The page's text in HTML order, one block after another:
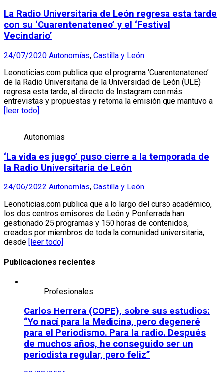
La Radio Universitaria de León regresa esta tarde
con su ‘Cuarentenateneo’ y el ‘Festival
Vecindario’
24/07/2020 Autonomías, Castilla y León
Leonoticias.com publica que el programa ‘Cuarentenateneo’
de la Radio Universitaria de la Universidad de León (ULE)
regresa esta tarde, al directo de Instagram con más
entrevistas y propuestas y retoma la emisión que mantuvo a
[leer todo]
Autonomías
‘La vida es juego’ puso cierre a la temporada de
la Radio Universitaria de León
24/06/2022 Autonomías, Castilla y León
Leonoticias.com publica que a lo largo del curso académico,
los dos centros emisores de León y Ponferrada han
gestionado 25 programas y 150 horas de contenidos,
creados por miembros de toda la comunidad universitaria,
desde
[leer todo]
Publicaciones recientes
Profesionales
Carlos Herrera (COPE), sobre sus estudios:
“Yo nací para la Medicina, pero degeneré
para el Periodismo. Para la radio. Después
de muchos años, he conseguido ser un
periodista regular, pero feliz”